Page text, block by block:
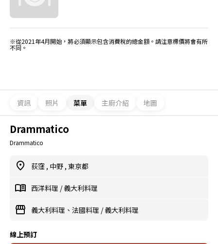
※從2021年4月開始，將必須顯示包含消費稅的總金額。請注意標價將會有所
不同。
資訊 照片 菜單 主廚介紹 地圖
Drammatico
Drammatico
荻窪 , 中野 , 東京都
西洋料理 /義大利料理
義大利料理、法國料理 /義大利料理
線上預訂